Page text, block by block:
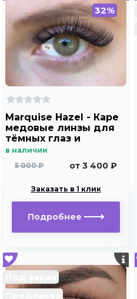
32%
Marquise Hazel - Каре
медовые линзы для
тёмных глаз и
светлых глаз
в наличии
5 000 ₽
от 3 400 ₽
Заказать в 1 клик
Подробнее